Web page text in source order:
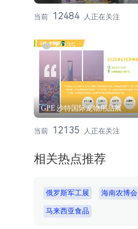
当前 12484 人正在关注
12135
GPE 沙特国际宠物用品展
当前 12135 人正在关注
相关热点推荐
俄罗斯军工展 海南农博会
马来西亚食品